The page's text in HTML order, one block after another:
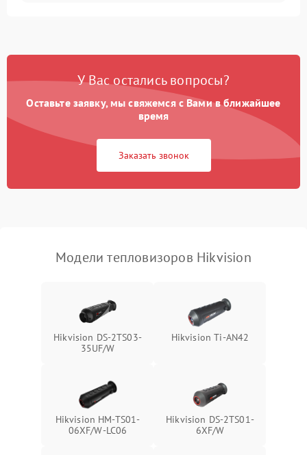
Проблемы с объективом
У Вас остались вопросы?
Оставьте заявку, мы свяжемся с Вами в ближайшее
время
Заказать звонок
Модели тепловизоров Hikvision
Hikvision DS-2TS03-
35UF/W
Hikvision Ti-AN42
Hikvision HM-TS01-
06XF/W-LC06
Hikvision DS-2TS01-
6XF/W